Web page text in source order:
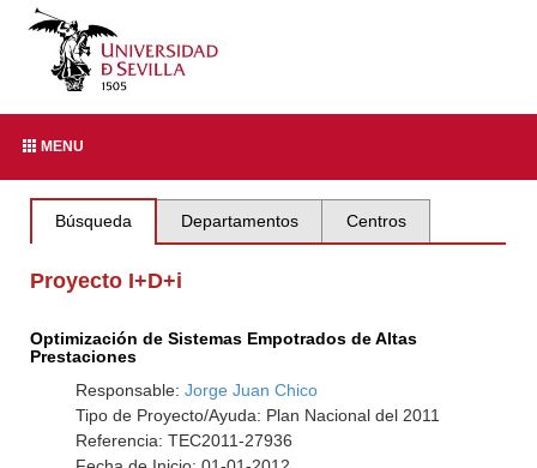
MENU
Búsqueda Departamentos Centros
Proyecto I+D+i
Optimización de Sistemas Empotrados de Altas
Prestaciones
Responsable: Jorge Juan Chico
Tipo de Proyecto/Ayuda: Plan Nacional del 2011
Referencia: TEC2011-27936